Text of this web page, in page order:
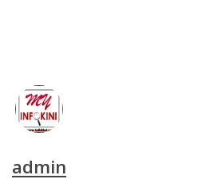
admin